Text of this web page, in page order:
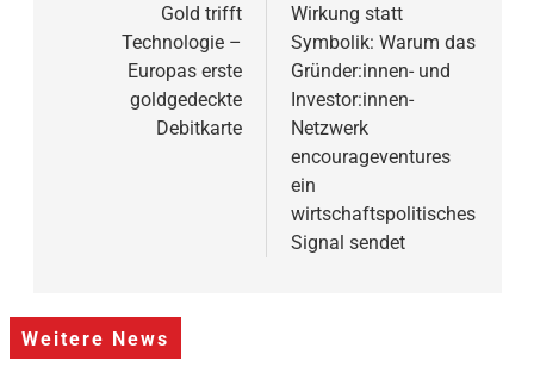
Gold trifft
Technologie –
Europas erste
goldgedeckte
Debitkarte
Wirkung statt
Symbolik: Warum das
Gründer:innen- und
Investor:innen-
Netzwerk
encourageventures
ein
wirtschaftspolitisches
Signal sendet
Weitere News